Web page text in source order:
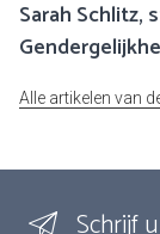
Sarah Schlitz,
Alle artikelen van
Schrijf